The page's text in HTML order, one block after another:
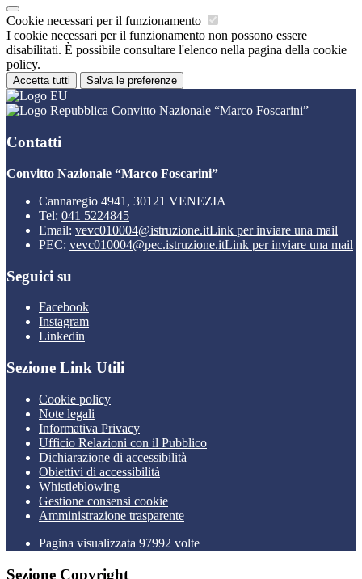
Cookie necessari per il funzionamento
I cookie necessari per il funzionamento non possono essere
disabilitati. È possibile consultare l'elenco nella pagina della cookie
policy.
Accetta tutti Salva le preferenze
Convitto Nazionale “Marco Foscarini”
Contatti
Convitto Nazionale “Marco Foscarini”
Cannaregio 4941, 30121 VENEZIA
Tel: 041 5224845
Email: vevc010004@istruzione.itLink per inviare una mail
PEC: vevc010004@pec.istruzione.itLink per inviare una mail
Seguici su
Facebook
Instagram
Linkedin
Sezione Link Utili
Cookie policy
Note legali
Informativa Privacy
Ufficio Relazioni con il Pubblico
Dichiarazione di accessibilità
Obiettivi di accessibilità
Whistleblowing
Gestione consensi cookie
Amministrazione trasparente
Pagina visualizzata 97992 volte
Sezione Copyright